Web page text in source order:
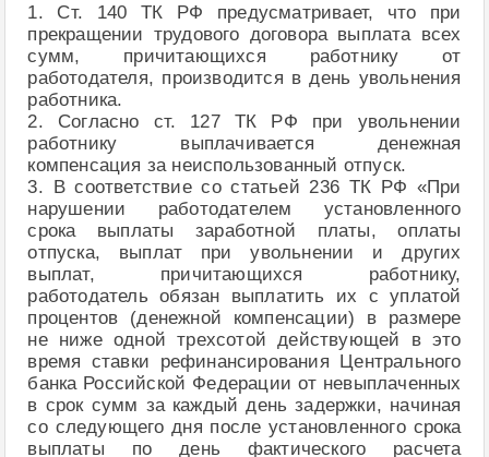
1. Ст. 140 ТК РФ предусматривает, что при
прекращении трудового договора выплата всех
сумм, причитающихся работнику от
работодателя, производится в день увольнения
работника.
2. Согласно ст. 127 ТК РФ при увольнении
работнику выплачивается денежная
компенсация за неиспользованный отпуск.
3. В соответствие со статьей 236 ТК РФ «При
нарушении работодателем установленного
срока выплаты заработной платы, оплаты
отпуска, выплат при увольнении и других
выплат, причитающихся работнику,
работодатель обязан выплатить их с уплатой
процентов (денежной компенсации) в размере
не ниже одной трехсотой действующей в это
время ставки рефинансирования Центрального
банка Российской Федерации от невыплаченных
в срок сумм за каждый день задержки, начиная
со следующего дня после установленного срока
выплаты по день фактического расчета